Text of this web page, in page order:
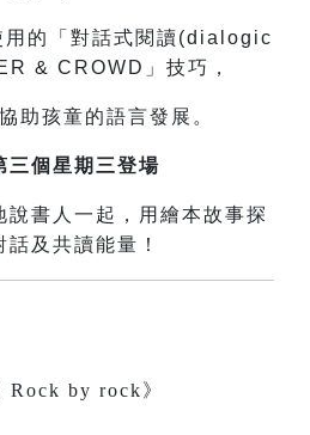
用的「對話式閱讀(dialogic
& CROWD」技巧，
助孩童的語言發展。
三個星期三登場
說書人一起，用繪本故事探
話及共讀能量！
Rock by rock》